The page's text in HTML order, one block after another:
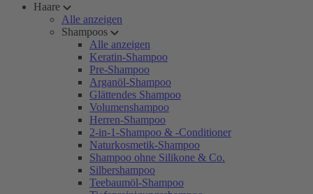
Haare
Alle anzeigen
Shampoos
Alle anzeigen
Keratin-Shampoo
Pre-Shampoo
Arganöl-Shampoo
Glättendes Shampoo
Volumenshampoo
Herren-Shampoo
2-in-1-Shampoo & -Conditioner
Naturkosmetik-Shampoo
Shampoo ohne Silikone & Co.
Silbershampoo
Teebaumöl-Shampoo